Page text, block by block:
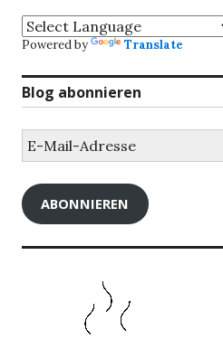
Powered by Translate
Blog abonnieren
Mail-
ABONNIEREN